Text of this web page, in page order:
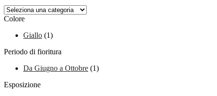
Colore
Giallo (1)
Periodo di fioritura
Da Giugno a Ottobre (1)
Esposizione